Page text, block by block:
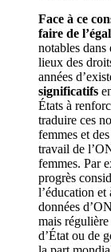
Face à ce
faire de
notables dans
lieux des
années
significatifs
États à
traduire ces
femmes et
travail de
femmes. Par
progrès
l’éducation et
données
mais
d’État ou de